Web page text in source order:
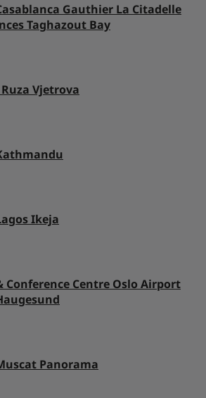
Gauthier La Citadelle
Taghazout Bay
Vjetrova
Ikeja
Conference Centre Oslo Airport
Panorama